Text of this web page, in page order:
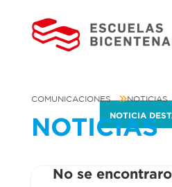
COMUNICACIONES
NOTICIAS
NOTICIA
No se